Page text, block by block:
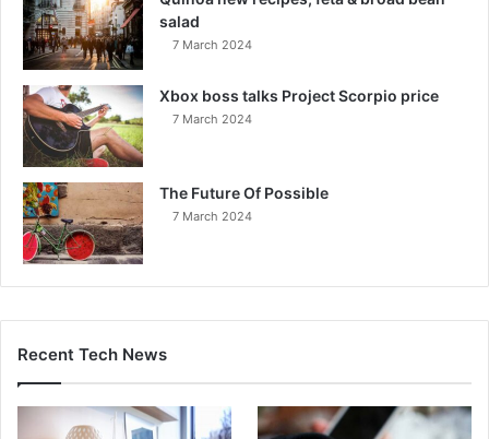
salad
7 March 2024
Xbox boss talks Project Scorpio price
7 March 2024
The Future Of Possible
7 March 2024
Recent Tech News